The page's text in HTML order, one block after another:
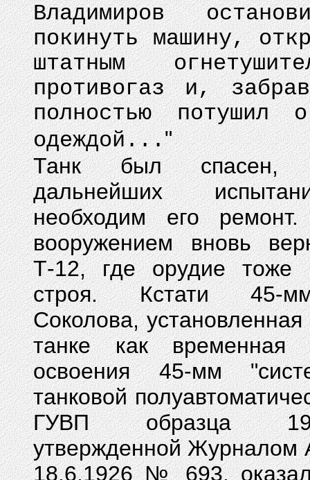
Владимиров
покинуть машину,
штатным
противогаз и,
полностью потушил
одеждой..."
Танк был
дальнейших
необходим его
вооружением вновь
Т-12, где орудие
строя. Кстати 45-
Соколова,
танке как
освоения 45-мм
танковой
ГУВП образца
утвержденной Журналом
18.6.1926 № 693,